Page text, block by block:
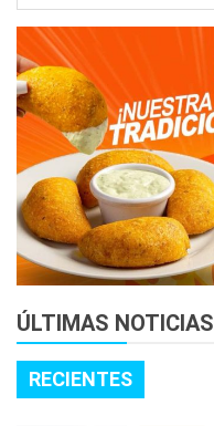
ÚLTIMAS NOTICIAS
RECIENTES